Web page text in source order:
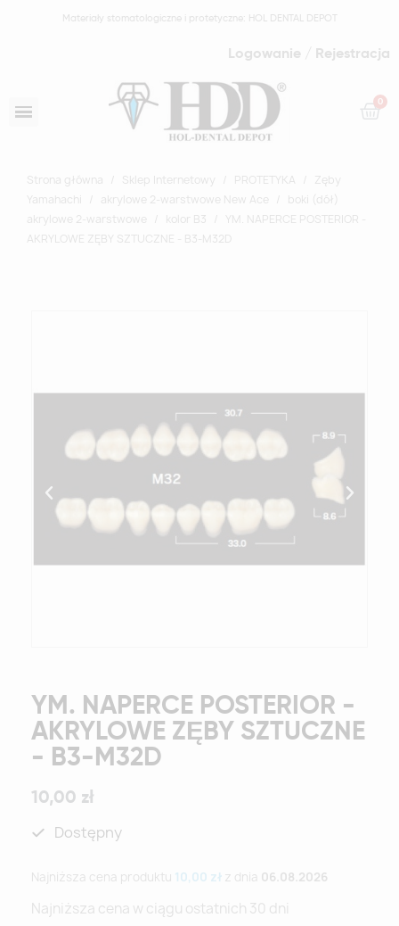
Materiały stomatologiczne i protetyczne: HOL DENTAL DEPOT
Logowanie / Rejestracja
Strona główna Sklep Internetowy PROTETYKA
Zęby
Yamahachi
akrylowe 2-warstwowe New Ace
boki (dół)
akrylowe 2-warstwowe
kolor B3
YM. NAPERCE POSTERIOR -
AKRYLOWE ZĘBY SZTUCZNE - B3-M32D
YM. NAPERCE POSTERIOR -
AKRYLOWE ZĘBY SZTUCZNE
- B3-M32D
10,00 zł
Dostępny
Najniższa cena produktu 10,00 zł z dnia 06.08.2026
Najniższa cena w ciągu ostatnich 30 dni